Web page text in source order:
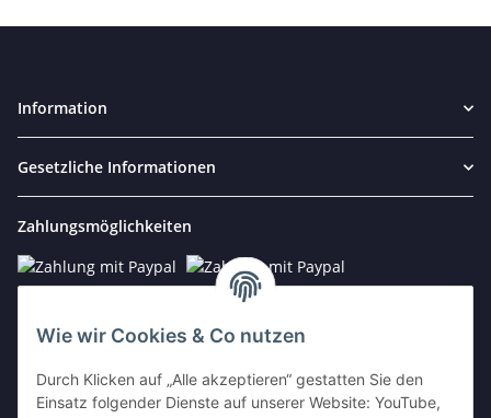
Wie wir Cookies & Co nutzen
Durch Klicken auf „Alle akzeptieren“ gestatten Sie den
Einsatz folgender Dienste auf unserer Website: YouTube,
Information
Gesetzliche Informationen
Zahlungsmöglichkeiten
Kontakt